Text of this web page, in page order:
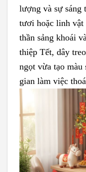
lượng và sự sáng
tươi hoặc linh vật
thần sảng khoái
thiệp Tết, dây
ngọt vừa tạo màu
gian làm việc